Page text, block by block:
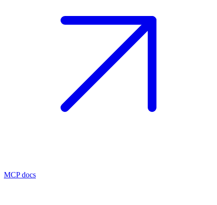
MCP docs